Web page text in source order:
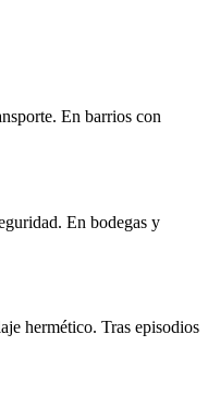
En barrios con
En bodegas y
hermético. Tras episodios